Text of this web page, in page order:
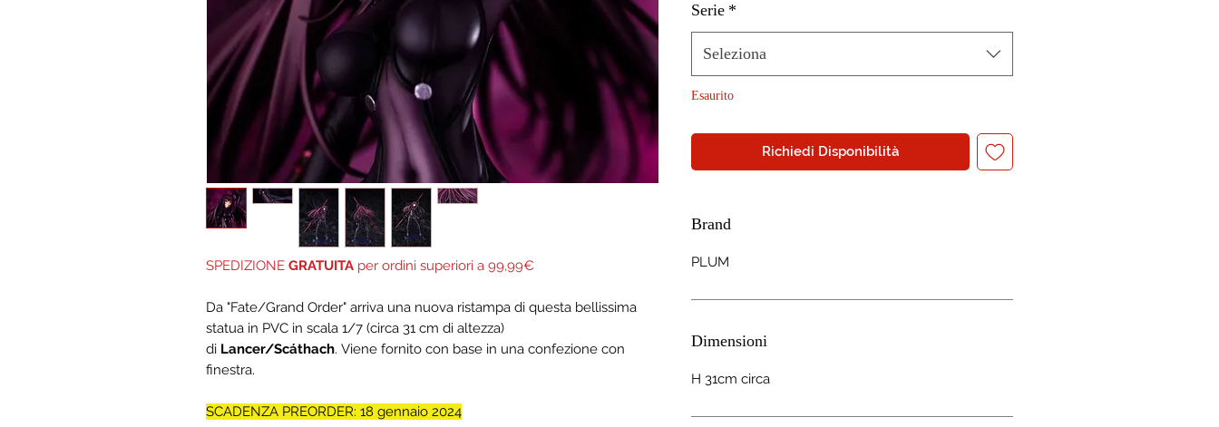
SPEDIZIONE GRATUITA per ordini superiori a 99,99€
Da "Fate/Grand Order" arriva una nuova ristampa di questa bellissima
statua in PVC in scala 1/7 (circa 31 cm di altezza)
di Lancer/Scáthach. Viene fornito con base in una confezione con
finestra.
SCADENZA PREORDER: 18 gennaio 2024
Serie *
Seleziona
Esaurito
Richiedi Disponibilità
Brand
PLUM
Dimensioni
H 31cm circa